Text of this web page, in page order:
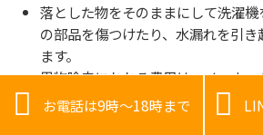
落とした物をそのままにして洗濯
の部品を傷つけたり、水漏れを引き
ます。
異物除去にかかる費用は、メーカ
30,000円程度、クリーニング業者
 お電話は9時～18時まで 